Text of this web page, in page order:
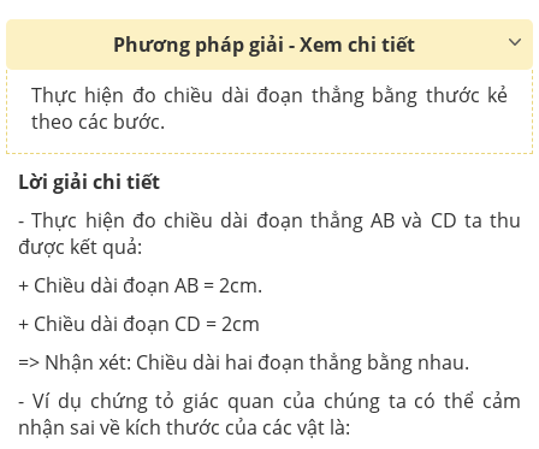
Phương pháp giải - Xem chi tiết
Thực hiện đo chiều dài đoạn thẳng bằng thước kẻ
theo các bước.
Lời giải chi tiết
- Thực hiện đo chiều dài đoạn thẳng AB và CD ta thu
được kết quả:
+ Chiều dài đoạn AB = 2cm.
+ Chiều dài đoạn CD = 2cm
=> Nhận xét: Chiều dài hai đoạn thẳng bằng nhau.
- Ví dụ chứng tỏ giác quan của chúng ta có thể cảm
nhận sai về kích thước của các vật là: